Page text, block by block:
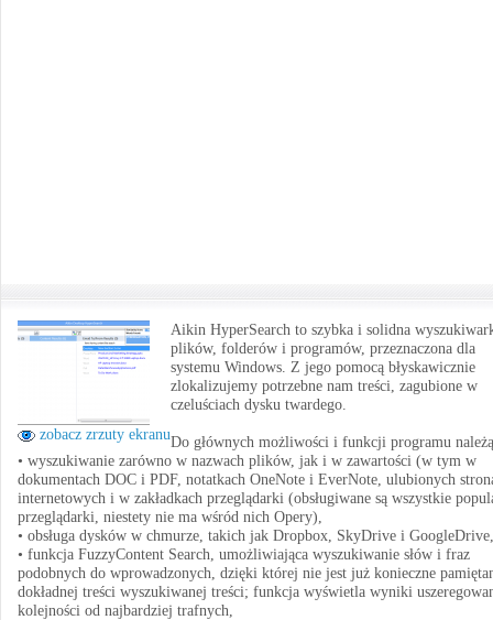
zobacz zrzuty ekranu
Aikin HyperSearch to szybka i solidna
plików, folderów i programów, przeznaczona dla
systemu Windows. Z jego pomocą błyskawicznie
zlokalizujemy potrzebne nam treści, zagubione w
czeluściach dysku twardego.
Do głównych możliwości i funkcji programu
• wyszukiwanie zarówno w nazwach plików, jak i w zawartości (w tym w
dokumentach DOC i PDF, notatkach OneNote i EverNote, ulubionych
internetowych i w zakładkach przeglądarki (obsługiwane są wszystkie
przeglądarki, niestety nie ma wśród nich Opery),
• obsługa dysków w chmurze, takich jak Dropbox, SkyDrive i GoogleDrive,
• funkcja FuzzyContent Search, umożliwiająca wyszukiwanie słów i fraz
podobnych do wprowadzonych, dzięki której nie jest już konieczne
dokładnej treści wyszukiwanej treści; funkcja wyświetla wyniki
kolejności od najbardziej trafnych,